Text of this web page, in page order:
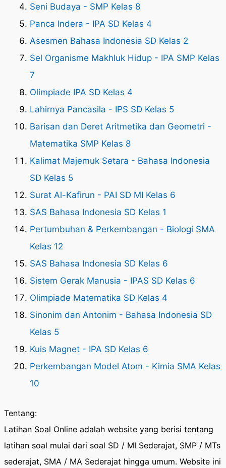
Seni Budaya - SMP Kelas 8
Panca Indera - IPA SD Kelas 4
Asesmen Bahasa Indonesia SD Kelas 2
Sel Organisme Makhluk Hidup - IPA SMP Kelas
7
Olimpiade IPA SD Kelas 4
Lahirnya Pancasila - IPS SD Kelas 5
Barisan dan Deret Aritmetika dan Geometri -
Matematika SMP Kelas 8
Kalimat Majemuk Setara - Bahasa Indonesia
SD Kelas 5
Surat Al-Kafirun - PAI SD MI Kelas 6
SAS Bahasa Indonesia SD Kelas 1
Pertumbuhan & Perkembangan - Biologi SMA
Kelas 12
SAS Bahasa Indonesia SD Kelas 6
Sistem Gerak Manusia - IPAS SD Kelas 6
Olimpiade Matematika SD Kelas 4
Sinonim dan Antonim - Bahasa Indonesia SD
Kelas 5
Kuis Magnet - IPA SD Kelas 6
Perkembangan Model Atom - Kimia SMA Kelas
10
Tentang:
Latihan Soal Online adalah website yang berisi tentang
latihan soal mulai dari soal SD / MI Sederajat, SMP / MTs
sederajat, SMA / MA Sederajat hingga umum. Website ini